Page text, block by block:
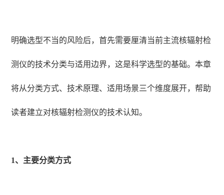
明确选型不当的风险后，首先需要厘清当前主流核辐射检
测仪的技术分类与适用边界，这是科学选型的基础。本章
将从分类方式、技术原理、适用场景三个维度展开，帮助
读者建立对核辐射检测仪的技术认知。
1、主要分类方式